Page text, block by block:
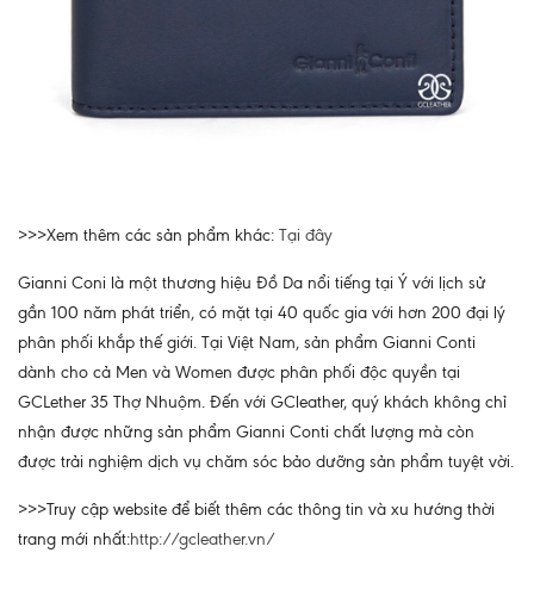
>>>Xem thêm các sản phẩm khác: Tại đây
Gianni Coni là một thương hiệu Đồ Da nổi tiếng tại Ý với lịch sử
gần 100 năm phát triển, có mặt tại 40 quốc gia với hơn 200 đại lý
phân phối khắp thế giới. Tại Việt Nam, sản phẩm Gianni Conti
dành cho cả Men và Women được phân phối độc quyền tại
GCLether 35 Thợ Nhuộm. Đến với GCleather, quý khách không chỉ
nhận được những sản phẩm Gianni Conti chất lượng mà còn
được trải nghiệm dịch vụ chăm sóc bảo dưỡng sản phẩm tuyệt vời.
>>>Truy cập website để biết thêm các thông tin và xu hướng thời
trang mới nhất:http://gcleather.vn/